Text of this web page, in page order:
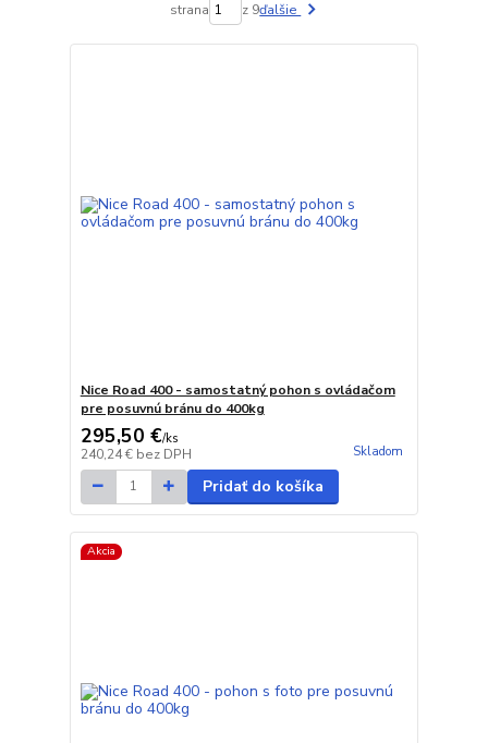
strana z 9ďalšie
Nice Road 400 - samostatný pohon s ovládačom
pre posuvnú bránu do 400kg
295,50 €/ks
240,24 € bez DPH Skladom
Pridať do košíka
Akcia